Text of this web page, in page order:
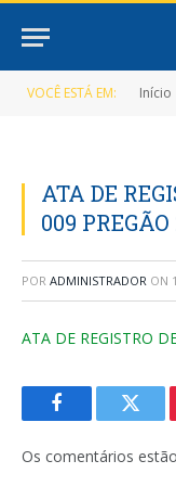
VOCÊ ESTÁ EM: Início
ATA DE
009 PREGÃO
POR ADMINISTRADOR ON
ATA DE REGISTRO
Facebook
Os comentários